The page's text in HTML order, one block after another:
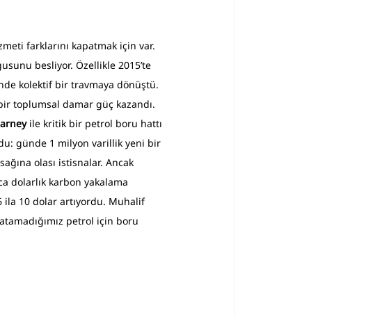
farklarını kapatmak için var.
besliyor. Özellikle 2015’te
kolektif bir travmaya dönüştü.
toplumsal damar güç kazandı.
ile kritik bir petrol boru hattı
günde 1 milyon varillik yeni bir
olası istisnalar. Ancak
dolarlık karbon yakalama
ila 10 dolar artıyordu. Muhalif
petrol için boru